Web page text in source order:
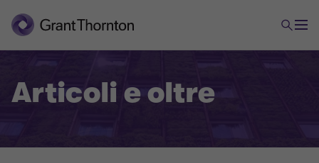
Articoli e oltre